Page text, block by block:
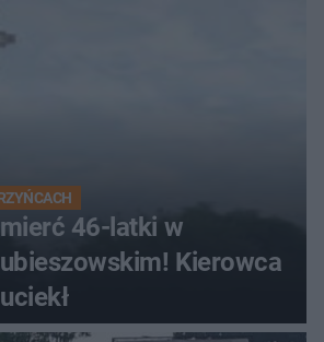
46-latki w
Kierowca